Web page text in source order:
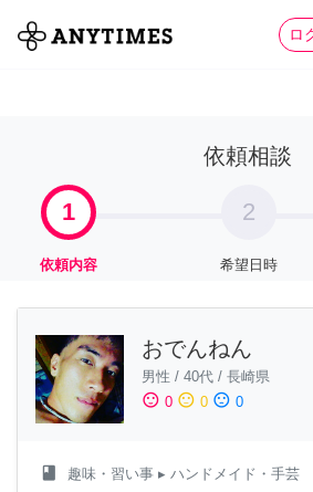
ロ
全て
依頼相談
1
依頼内容
2
希望日時
おでんねん
男性 / 40代 / 長崎県
sentiment_satisfied 0 sentiment_neutral 0 sentiment_dissatisfied 0
class 趣味・習い事 ▸ ハンドメイド・手芸